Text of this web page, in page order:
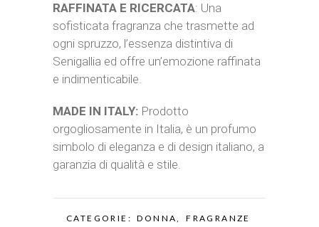
RAFFINATA E RICERCATA: Una
sofisticata fragranza che trasmette ad
ogni spruzzo, l’essenza distintiva di
Senigallia ed offre un’emozione raffinata
e indimenticabile.
MADE IN ITALY: Prodotto
orgogliosamente in Italia, è un profumo
simbolo di eleganza e di design italiano, a
garanzia di qualità e stile.
CATEGORIE: DONNA,
FRAGRANZE